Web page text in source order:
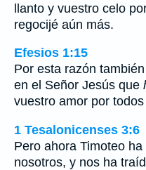
llanto y vuestro celo
regocijé aún más.
Efesios 1:15
Por esta razón
en el Señor Jesús que
vuestro amor por
1 Tesalonicenses 3:6
Pero ahora Timoteo
nosotros, y nos ha